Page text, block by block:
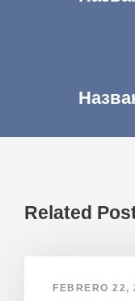
Related
FEBRERO 22,